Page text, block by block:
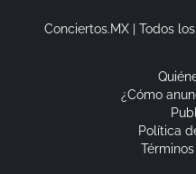
Conciertos.MX | Todos
¿Cómo
Política